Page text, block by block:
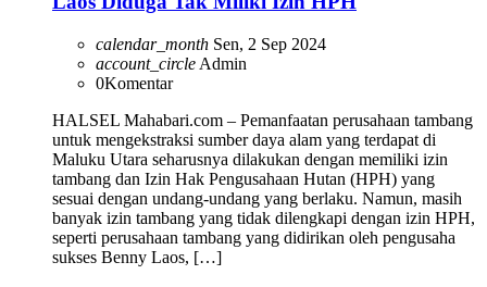
calendar_month Sen, 2 Sep 2024
account_circle Admin
0Komentar
HALSEL Mahabari.com – Pemanfaatan perusahaan tambang
untuk mengekstraksi sumber daya alam yang terdapat di
Maluku Utara seharusnya dilakukan dengan memiliki izin
tambang dan Izin Hak Pengusahaan Hutan (HPH) yang
sesuai dengan undang-undang yang berlaku. Namun, masih
banyak izin tambang yang tidak dilengkapi dengan izin HPH,
seperti perusahaan tambang yang didirikan oleh pengusaha
sukses Benny Laos, […]